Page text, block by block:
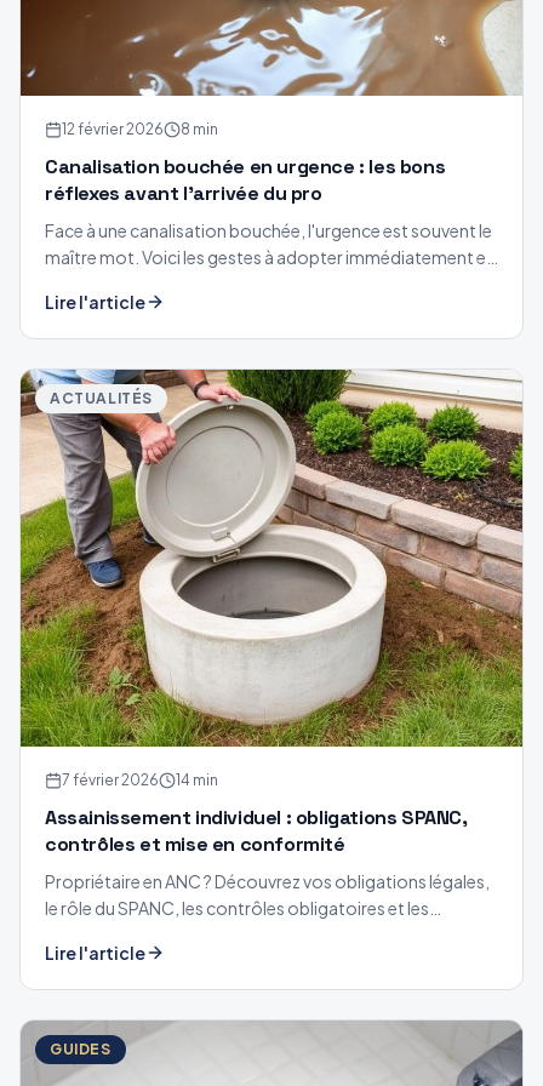
12 février 2026 8 min
Canalisation bouchée en urgence : les bons
réflexes avant l'arrivée du pro
Face à une canalisation bouchée, l'urgence est souvent le
maître mot. Voici les gestes à adopter immédiatement en
Lire l'article
ACTUALITÉS
7 février 2026 14 min
Assainissement individuel : obligations SPANC,
contrôles et mise en conformité
Propriétaire en ANC ? Découvrez vos obligations légales,
le rôle du SPANC, les contrôles obligatoires et les
d'assainissement non collectif.
Lire l'article
GUIDES